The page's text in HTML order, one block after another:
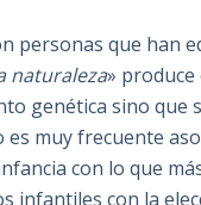
personas que han
naturaleza» produce
genética sino
es muy frecuente
con lo que
infantiles con la